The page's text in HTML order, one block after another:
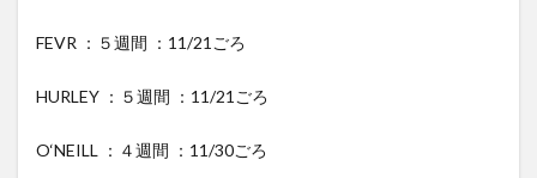
FEVR ：５週間 ：11/21ごろ
HURLEY ：５週間 ：11/21ごろ
O‘NEILL ：４週間 ：11/30ごろ